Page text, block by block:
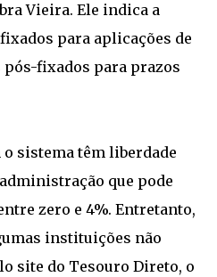
Vieira. Ele indica a
para aplicações de
pós-fixados para prazos
o sistema têm liberdade
que pode
zero e 4%. Entretanto,
instituições não
site do Tesouro Direto, o